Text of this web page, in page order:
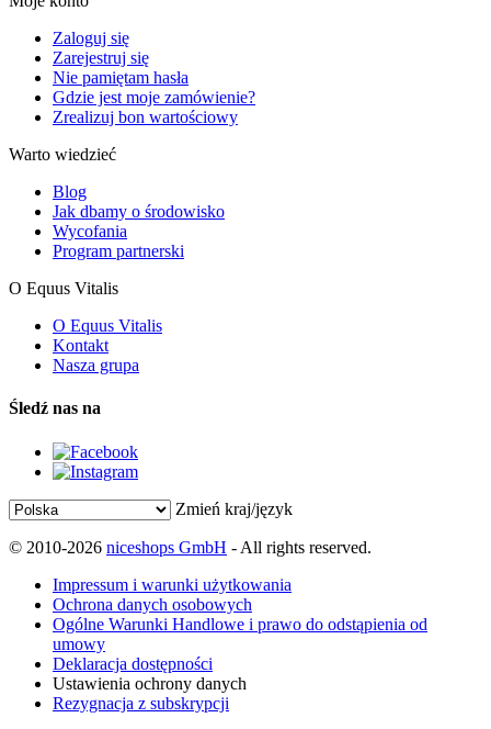
Zaloguj się
Zarejestruj się
Nie pamiętam hasła
Gdzie jest moje zamówienie?
Zrealizuj bon wartościowy
Warto wiedzieć
Blog
Jak dbamy o środowisko
Wycofania
Program partnerski
O Equus Vitalis
O Equus Vitalis
Kontakt
Nasza grupa
Śledź nas na
Zmień kraj/język
© 2010-2026 niceshops GmbH - All rights reserved.
Impressum i warunki użytkowania
Ochrona danych osobowych
Ogólne Warunki Handlowe i prawo do odstąpienia od
umowy
Deklaracja dostępności
Ustawienia ochrony danych
Rezygnacja z subskrypcji